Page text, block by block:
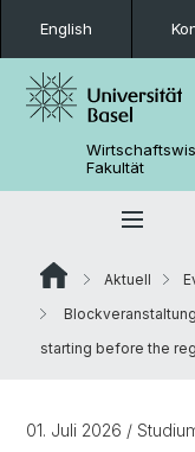
English
Fakultät
Aktuell
starting before the
01. Juli 2026 /